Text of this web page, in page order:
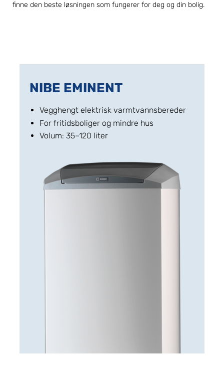
finne den beste løsningen som fungerer for deg og din bolig.
NIBE EMINENT
Vegghengt elektrisk varmtvannsbereder
For fritidsboliger og mindre hus
Volum: 35–120 liter